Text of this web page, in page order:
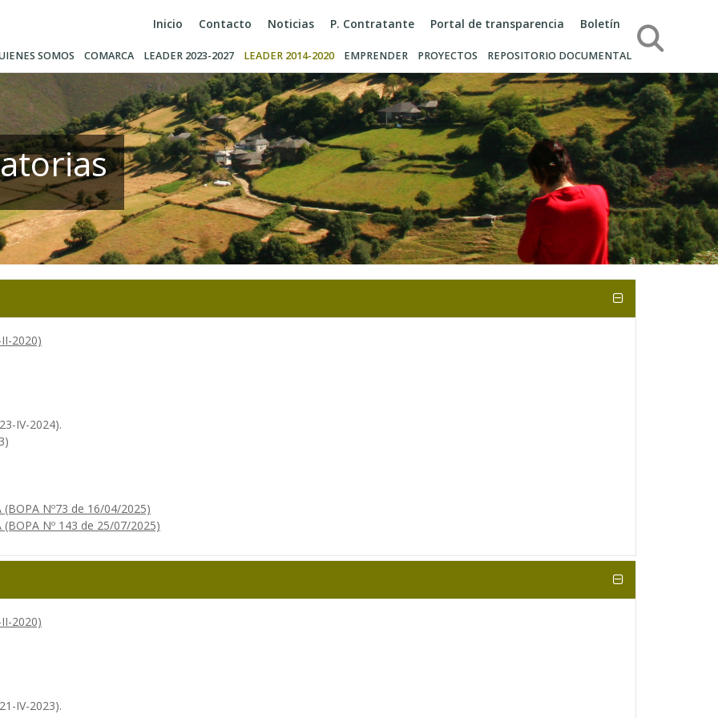
Inicio Contacto Noticias P. Contratante Portal de transparencia Boletín
SOMOS COMARCA LEADER 2023-2027 LEADER 2014-2020 EMPRENDER PROYECTOS REPOSITORIO DOCUMENTAL
Búsqueda
2020)
IV-2024).
(BOPA Nº73 de 16/04/2025)
(BOPA Nº 143 de 25/07/2025)
2020)
IV-2023).